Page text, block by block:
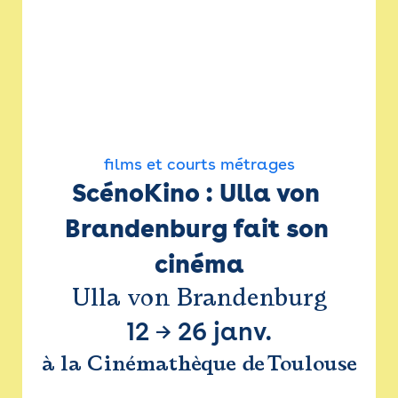
films et courts métrages
ScénoKino : Ulla von
Brandenburg fait son
cinéma
Ulla von Brandenburg
12 → 26 janv.
à la Cinémathèque de Toulouse